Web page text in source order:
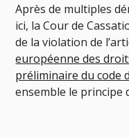
Après de multiples
ici, la Cour de
de la violation de
européenne des
préliminaire du code
ensemble le principe